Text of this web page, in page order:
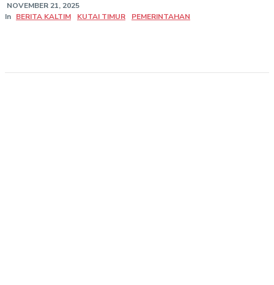
NOVEMBER 21, 2025
In BERITA KALTIM KUTAI TIMUR PEMERINTAHAN